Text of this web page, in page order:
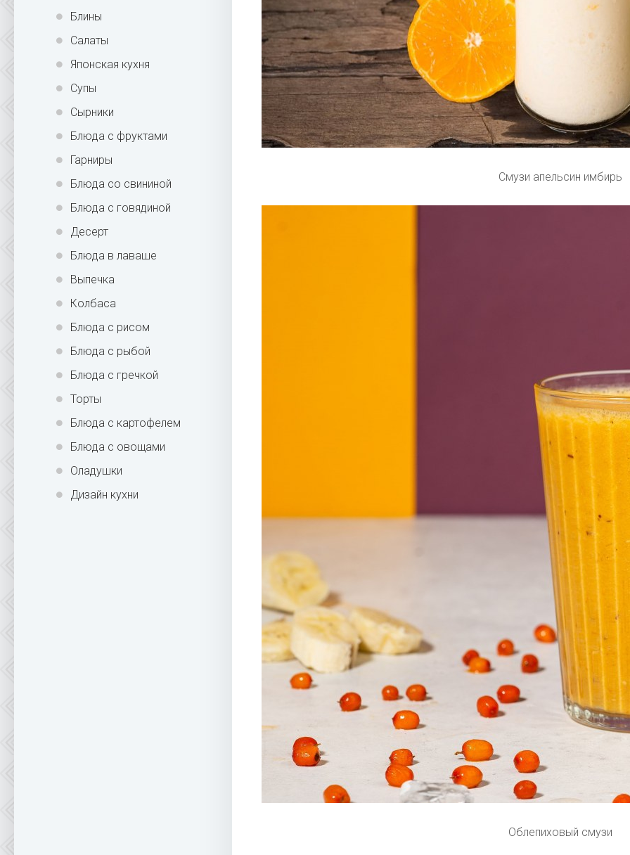
Блины
Салаты
Японская кухня
Супы
Сырники
Блюда с фруктами
Гарниры
Блюда со свининой
Блюда с говядиной
Десерт
Блюда в лаваше
Выпечка
Колбаса
Блюда с рисом
Блюда с рыбой
Блюда с гречкой
Торты
Блюда с картофелем
Блюда с овощами
Оладушки
Дизайн кухни
Смузи апельсин имбирь
Облепиховый смузи